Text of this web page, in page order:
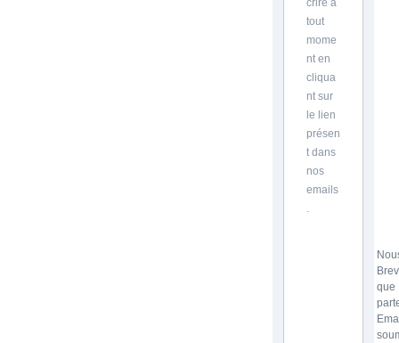
tout
mome
nt en
cliqua
nt sur
le lien
présen
t dans
nos
emails
que